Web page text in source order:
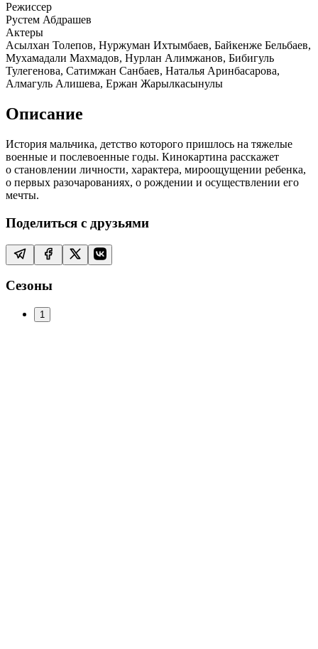
Режиссер
Рустем Абдрашев
Актеры
Асылхан Толепов, Нуржуман Ихтымбаев, Байкенже Бельбаев,
Мухамадали Махмадов, Нурлан Алимжанов, Бибигуль
Тулегенова, Сатимжан Санбаев, Наталья Аринбасарова,
Алмагуль Алишева, Ержан Жарылкасынулы
Описание
История мальчика, детство которого пришлось на тяжелые
военные и послевоенные годы. Кинокартина расскажет
о становлении личности, характера, мироощущении ребенка,
о первых разочарованиях, о рождении и осуществлении его
мечты.
Поделиться с друзьями
Сезоны
1